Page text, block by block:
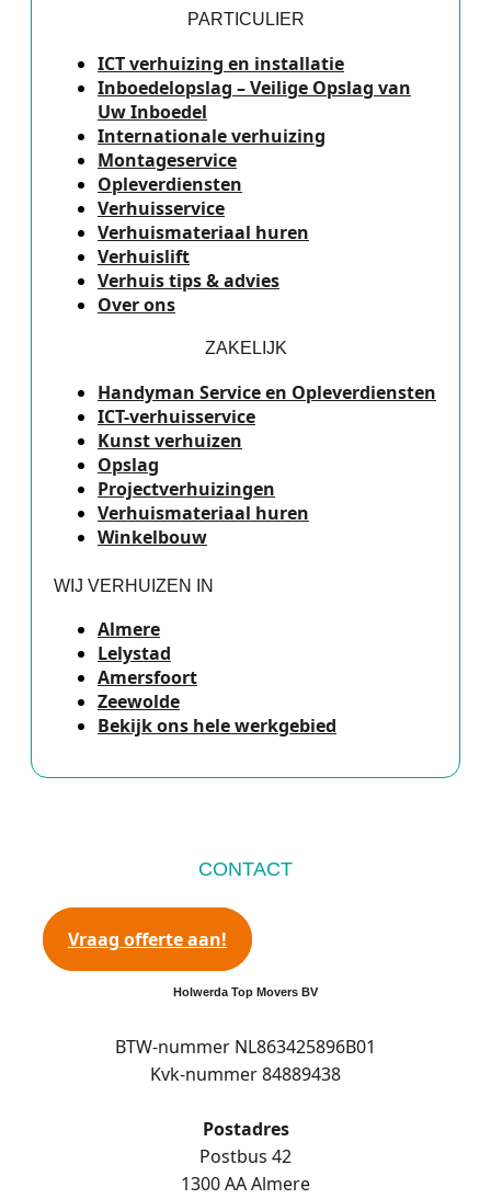
PARTICULIER
ICT verhuizing en installatie
Inboedelopslag – Veilige Opslag van
Uw Inboedel
Internationale verhuizing
Montageservice
Opleverdiensten
Verhuisservice
Verhuismateriaal huren
Verhuislift
Verhuis tips & advies
Over ons
ZAKELIJK
Handyman Service en Opleverdiensten
ICT-verhuisservice
Kunst verhuizen
Opslag
Projectverhuizingen
Verhuismateriaal huren
Winkelbouw
WIJ VERHUIZEN IN
Almere
Lelystad
Amersfoort
Zeewolde
Bekijk ons hele werkgebied
CONTACT
Vraag offerte aan!
Holwerda Top Movers BV
BTW-nummer NL863425896B01
Kvk-nummer 84889438
Postadres
Postbus 42
1300 AA Almere